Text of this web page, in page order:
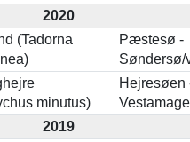
2020
(Tadorna
Pæstesø -
minutus)
Hejresøen
2019